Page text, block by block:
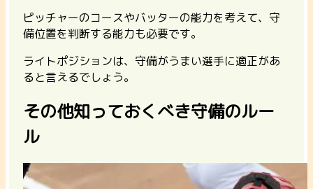
ピッチャーのコースやバッターの能力を考えて、守
備位置を判断する能力も必要です。
ライトポジションは、守備がうまい選手に適正があ
ると言えるでしょう。
その他知っておくべき守備のルー
ル